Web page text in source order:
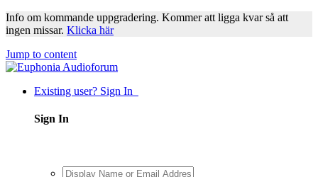
Info om kommande uppgradering. Kommer att ligga kvar så att
ingen missar. Klicka här
Jump to content
Existing user? Sign In
Sign In